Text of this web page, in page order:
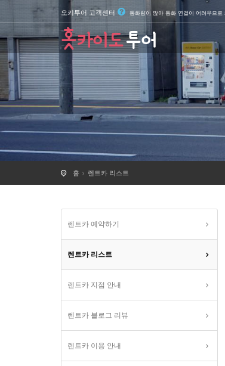
오키투어 고객센터 통화량이 많아 통화 연결이 어려우므
홈 렌트카 리스트
렌트카 예약하기
렌트카 리스트
렌트카 지점 안내
렌트카 블로그 리뷰
렌트카 이용 안내